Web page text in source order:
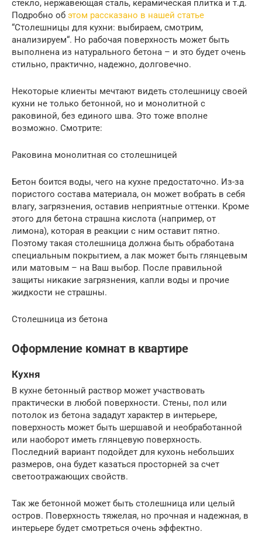
стекло, нержавеющая сталь, керамическая плитка и т.д.
Подробно об этом рассказано в нашей статье
“Столешницы для кухни: выбираем, смотрим,
анализируем“. Но рабочая поверхность может быть
выполнена из натурального бетона – и это будет очень
стильно, практично, надежно, долговечно.
Некоторые клиенты мечтают видеть столешницу своей
кухни не только бетонной, но и монолитной с
раковиной, без единого шва. Это тоже вполне
возможно. Смотрите:
Раковина монолитная со столешницей
Бетон боится воды, чего на кухне предостаточно. Из-за
пористого состава материала, он может вобрать в себя
влагу, загрязнения, оставив неприятные оттенки. Кроме
этого для бетона страшна кислота (например, от
лимона), которая в реакции с ним оставит пятно.
Поэтому такая столешница должна быть обработана
специальным покрытием, а лак может быть глянцевым
или матовым – на Ваш выбор. После правильной
защиты никакие загрязнения, капли воды и прочие
жидкости не страшны.
Столешница из бетона
Оформление комнат в квартире
Кухня
В кухне бетонный раствор может участвовать
практически в любой поверхности. Стены, пол или
потолок из бетона зададут характер в интерьере,
поверхность может быть шершавой и необработанной
или наоборот иметь глянцевую поверхность.
Последний вариант подойдет для кухонь небольших
размеров, она будет казаться просторней за счет
светоотражающих свойств.
Так же бетонной может быть столешница или целый
остров. Поверхность тяжелая, но прочная и надежная, в
интерьере будет смотреться очень эффектно.